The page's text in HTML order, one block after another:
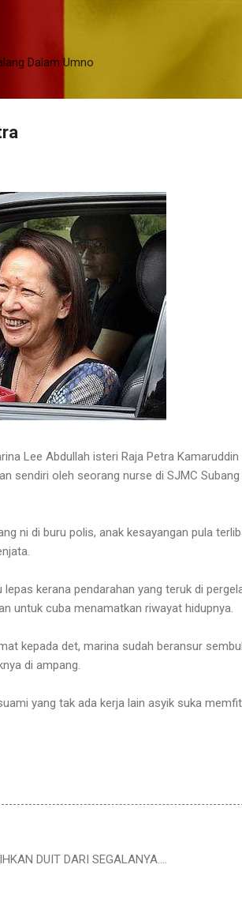
Dalam Umno
Lee Abdullah isteri Raja Petra Kamaruddin
sendiri oleh seorang nurse di SJMC
ni di buru polis, anak kesayangan pula
kerana pendarahan yang teruk di
untuk cuba menamatkan riwayat hidupnya.
kepada det, marina sudah beransur
di ampang.
yang tak ada kerja lain asyik suka
DUIT DARI SEGALANYA....